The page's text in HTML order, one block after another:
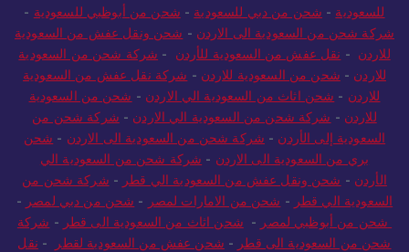
للسعودية - شحن من دبي للسعودية - شحن من أبوظبي للسعودية -
شركة شحن من السعودية الى الاردن - شحن ونقل عفش من السعودية
للاردن - نقل عفش من السعودية للأردن - شركة شحن من السعودية
للاردن - شحن من السعودية للاردن - شركة نقل عفش من السعودية
للاردن - شحن اثاث من السعودية الي الاردن - شحن من السعودية
للاردن - شركة شحن من السعودية الي الاردن - شركة شحن من
السعودية إلى الأردن - شركة شحن من السعودية الى الاردن - شحن
بري من السعودية الى الاردن - شركة شحن من السعودية الي
الأردن - شحن ونقل عفش من السعودية الي قطر - شركة شحن من
السعودية الي قطر - شحن من الامارات لمصر - شحن من دبي لمصر -
شحن من أبوظبي لمصر - شحن اثاث من السعودية الى قطر - شركة
شحن من السعودية الى قطر - شحن عفش من السعودية لقطر - نقل